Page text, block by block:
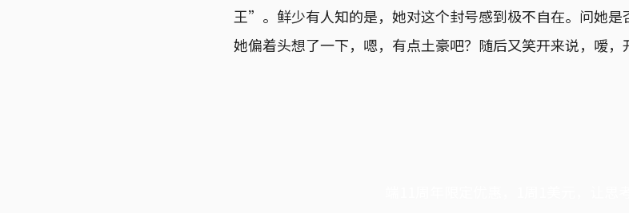
王”。鲜少有人知的是，她对这个封号感到极不自在。问她是
她偏着头想了一下，嗯，有点土豪吧？随后又笑开来说，嗳，